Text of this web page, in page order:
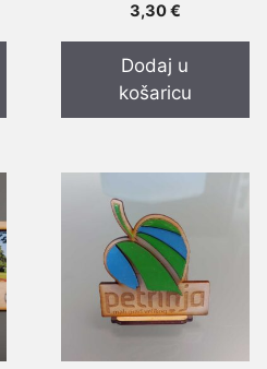
3,30€
Dodaj u
košaricu